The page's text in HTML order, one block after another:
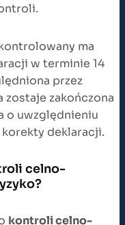
ma
w terminie 14
przez
zakończona
o uwzględnieniu
deklaracji.
celno-
kontroli celno-